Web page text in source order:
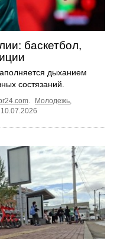
баскетбол,
дыханием
состязаний.
. Молодежь,
10.07.2026